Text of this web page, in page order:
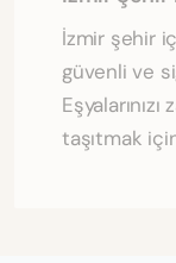
İzmir şehir
güvenli ve
taşıtmak